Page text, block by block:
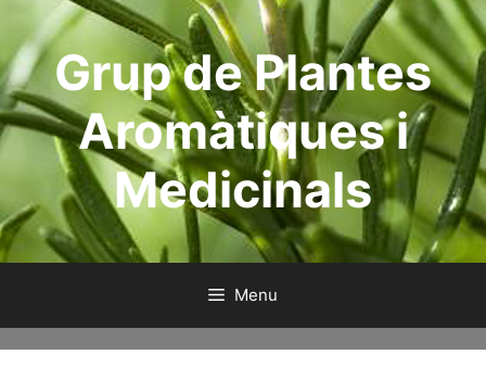
contentGrup de Plantes
Aromàtiques i
Medicinals
Menu